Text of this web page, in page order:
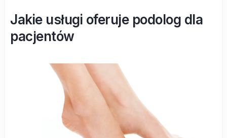
Jakie usługi oferuje podolog dla
pacjentów